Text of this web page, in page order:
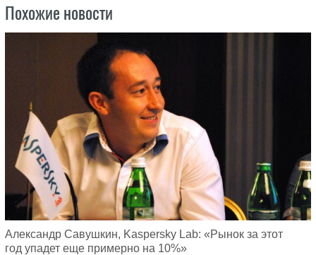
Похожие новости
Александр Савушкин, Kaspersky Lab: «Рынок за этот
год упадет еще примерно на 10%»